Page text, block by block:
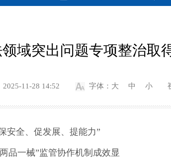
域突出问题专项整治取
2025-11-28 14:52 字体： 大 中 小
全、促发展、提能力”
械”监管协作机制成效显